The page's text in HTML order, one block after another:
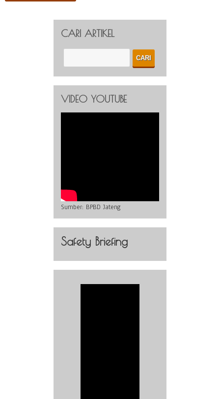
CARI ARTIKEL
VIDEO YOUTUBE
Sumber: BPBD Jateng
Safety Briefing